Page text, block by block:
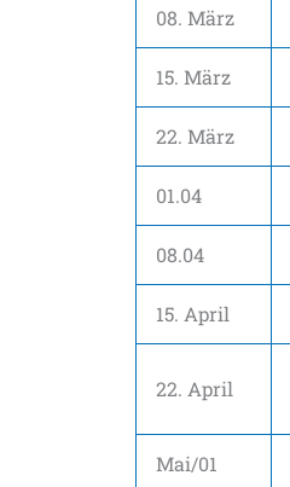
08. März
15. März
22. März
01.04
08.04
15. April
22. April
Mai/01